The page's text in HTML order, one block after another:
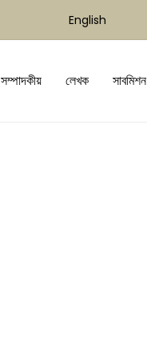
English
সম্পাদকীয় লেখক সাবমিশন